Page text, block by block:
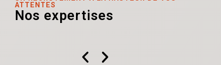
ATTENTES
Nos expertises